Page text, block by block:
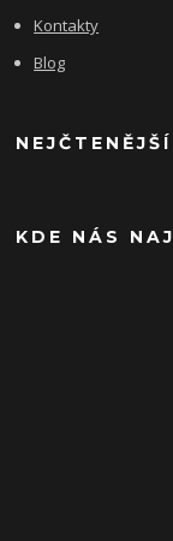
Kontakty
Blog
KDE NÁS